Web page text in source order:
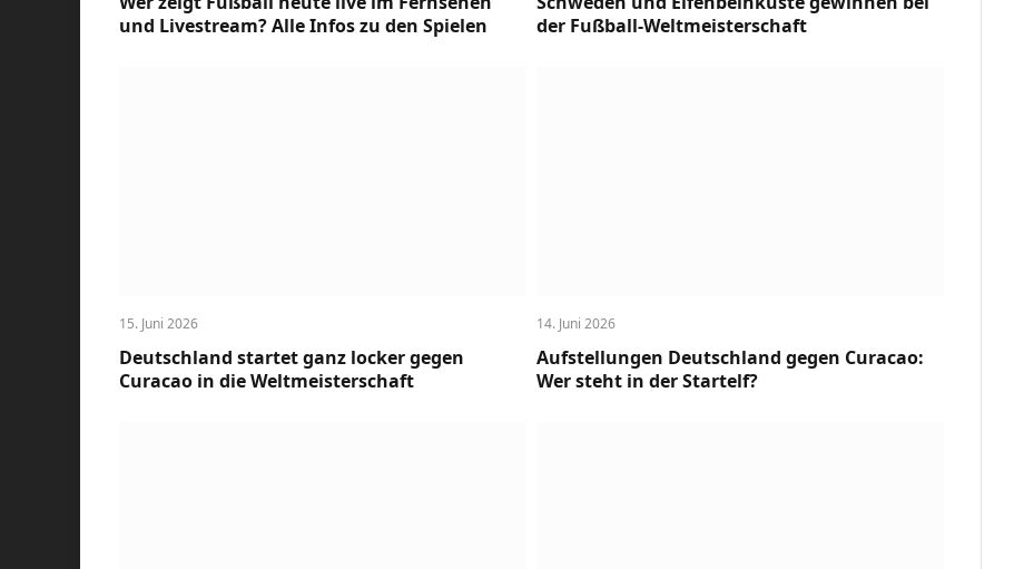
und Livestream? Alle Infos zu den Spielen
der Fußball-Weltmeisterschaft
15. Juni 2026
Deutschland startet ganz locker gegen
Curacao in die Weltmeisterschaft
14. Juni 2026
Aufstellungen Deutschland gegen Curacao:
Wer steht in der Startelf?